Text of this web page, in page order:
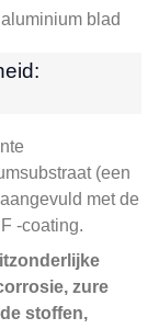
blad
(een
met de
-coating.
zure
stoffen,